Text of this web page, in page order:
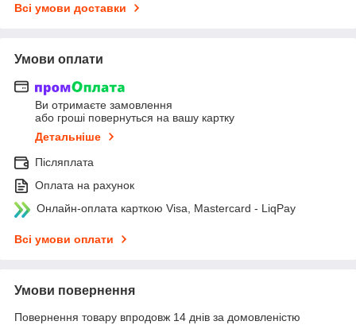
Всі умови доставки
Умови оплати
Ви отримаєте замовлення
або гроші повернуться на вашу картку
Детальніше
Післяплата
Оплата на рахунок
Онлайн-оплата карткою Visa, Mastercard - LiqPay
Всі умови оплати
Умови повернення
Повернення товару впродовж 14 днів за домовленістю